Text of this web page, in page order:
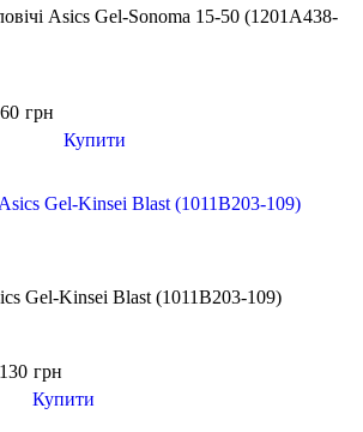
Asics Gel-Sonoma 15-50 (1201A438-
грн
Купити
Gel-Kinsei Blast (1011B203-109)
грн
Купити